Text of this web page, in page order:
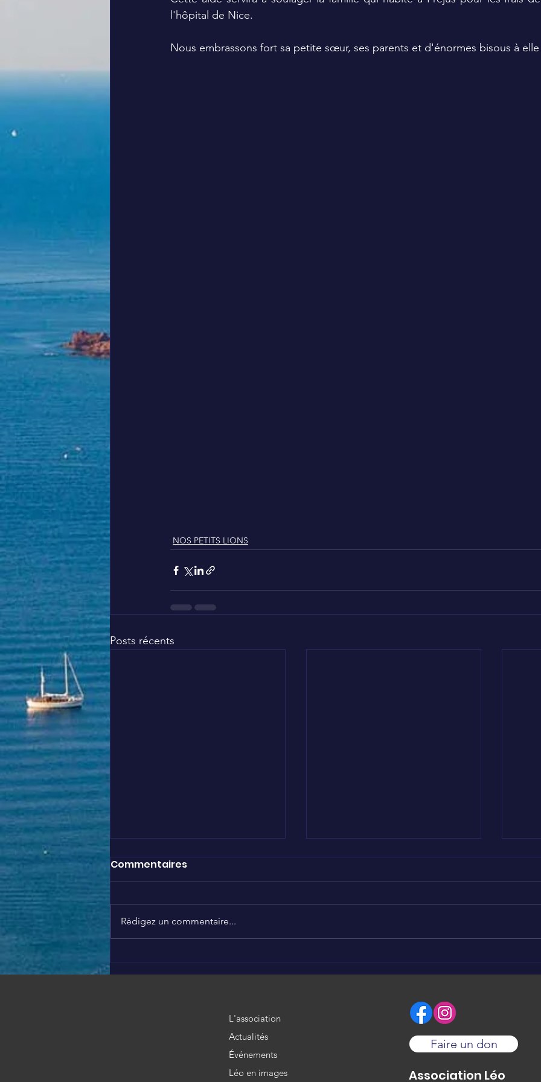
l'hôpital de Nice.
Nous embrassons fort sa petite sœur, ses parents et d'énormes bisous à
NOS PETITS LIONS
Posts récents
Nous soutenons Brigitte
❤️
Nous soutenons KAYLIAH
💪❤️
🥰
Commentaires
Rédigez un commentaire...
L'association
Actualités
Événements
Léo en images
Faire un don
Association Léo